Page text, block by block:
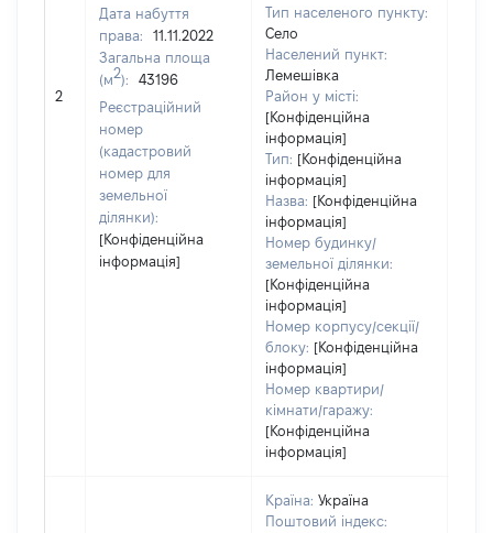
2
Дата набуття
права:
11.11.2022
Загальна площа
(м2):
43196
Реєстраційний
номер
(кадастровий
номер для
земельної
ділянки):
[Конфіденційна
інформація]
Тип населеного пункту:
Село
Населений пункт:
Лемешівка
Район у місті:
[Конфіденційна
інформація]
Тип: [Конфіденційна
інформація]
Назва: [Конфіденційна
інформація]
Номер будинку/
земельної ділянки:
[Конфіденційна
інформація]
Номер корпусу/секції/
блоку: [Конфіденційна
інформація]
Номер квартири/
кімнати/гаражу:
[Конфіденційна
інформація]
Країна: Україна
Поштовий індекс: